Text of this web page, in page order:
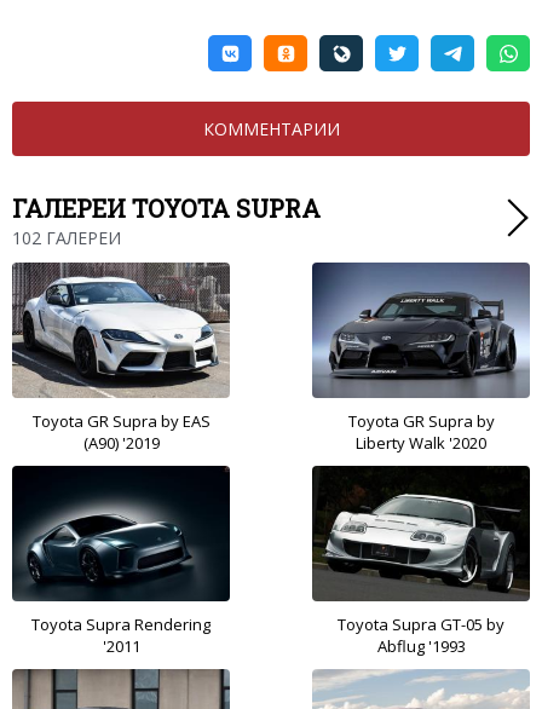
КОММЕНТАРИИ
ГАЛЕРЕИ TOYOTA SUPRA
102 ГАЛЕРЕИ
Toyota GR Supra by EAS
(A90) '2019
Toyota GR Supra by
Liberty Walk '2020
Toyota Supra Rendering
'2011
Toyota Supra GT-05 by
Abflug '1993